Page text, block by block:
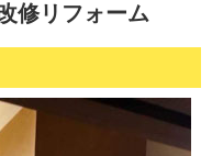
修リフォーム